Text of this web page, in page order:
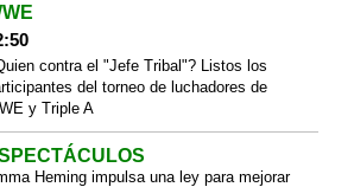
contra el "Jefe Tribal"? Listos los
del torneo de luchadores de
y Triple A
Heming impulsa una ley para mejorar